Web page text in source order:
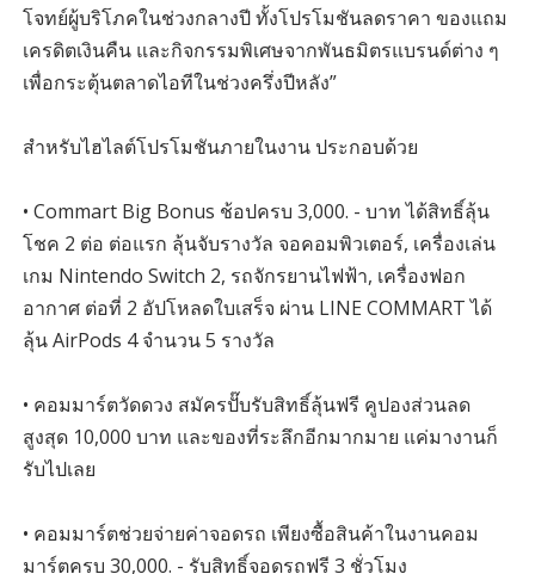
โจทย์ผู้บริโภคในช่วงกลางปี ทั้งโปรโมชันลดราคา ของแถม
เครดิตเงินคืน และกิจกรรมพิเศษจากพันธมิตรแบรนด์ต่าง ๆ
เพื่อกระตุ้นตลาดไอทีในช่วงครึ่งปีหลัง”
สำหรับไฮไลต์โปรโมชันภายในงาน ประกอบด้วย
• Commart Big Bonus ช้อปครบ 3,000. - บาท ได้สิทธิ์ลุ้น
โชค 2 ต่อ ต่อแรก ลุ้นจับรางวัล จอคอมพิวเตอร์, เครื่องเล่น
เกม Nintendo Switch 2, รถจักรยานไฟฟ้า, เครื่องฟอก
อากาศ ต่อที่ 2 อัปโหลดใบเสร็จ ผ่าน LINE COMMART ได้
ลุ้น AirPods 4 จำนวน 5 รางวัล
• คอมมาร์ตวัดดวง สมัครปั๊บรับสิทธิ์ลุ้นฟรี คูปองส่วนลด
สูงสุด 10,000 บาท และของที่ระลึกอีกมากมาย แค่มางานก็
รับไปเลย
• คอมมาร์ตช่วยจ่ายค่าจอดรถ เพียงซื้อสินค้าในงานคอม
มาร์ตครบ 30,000. - รับสิทธิ์จอดรถฟรี 3 ชั่วโมง